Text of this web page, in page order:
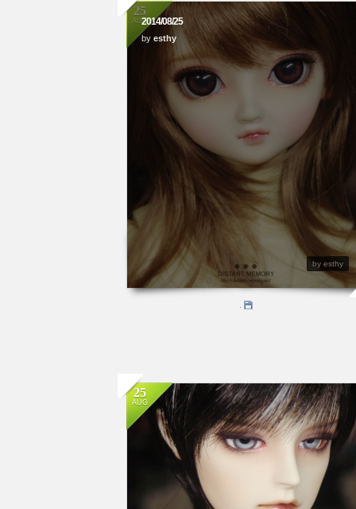
25
AUG
by esthy
2014/08/25
by esthy
25
AUG